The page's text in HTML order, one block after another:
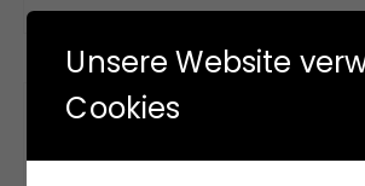
Unsere Website
Cookies